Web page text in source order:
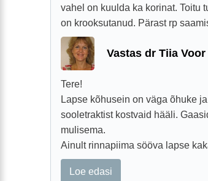
vahel on kuulda ka korinat. Toitu
on krooksutanud. Pärast rp
Vastas dr Tiia Voor
Tere!
Lapse kõhusein on väga õhuke
sooletraktist kostvaid hääli.
mulisema.
Ainult rinnapiima sööva lapse
Loe edasi